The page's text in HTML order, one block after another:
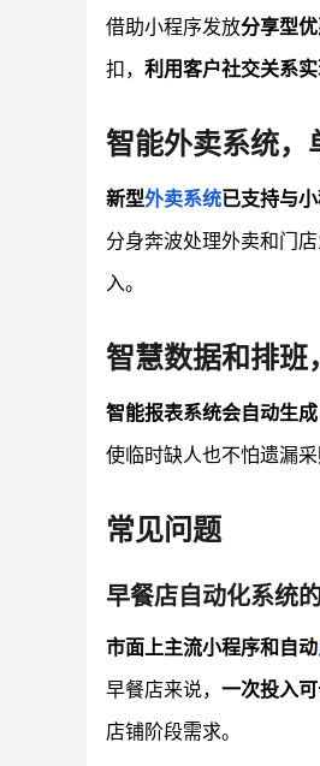
借助小程序发放分享型
扣， 利用客户社交关系
智能外卖系统，
新型外卖系统已支持与
分身奔波处理外卖和门
入。
智慧数据和排班
智能报表系统会自动生
使临时缺人也不怕遗漏
常见问题
早餐店自动化系统
市面上主流小程序和自动
早餐店来说， 一次投入
店铺阶段需求。